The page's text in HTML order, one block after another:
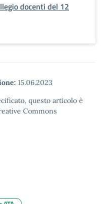
docenti del 12
15.06.2023
questo articolo è
Commons